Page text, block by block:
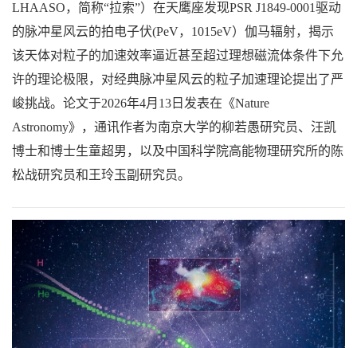
LHAASO，简称“拉索”）在天鹰座发现PSR J1849-0001驱动
的脉冲星风云的拍电子伏(PeV，1015eV）伽马辐射，揭示
该天体对粒子的加速效率逼近甚至超过理想磁流体条件下允
许的理论极限，对经典脉冲星风云的粒子加速理论提出了严
峻挑战。论文于2026年4月13日发表在《Nature
Astronomy》，通讯作者为南京大学的柳若愚研究员、汪凯
博士和博士生童超男，以及中国科学院高能物理研究所的陈
松战研究员和王玲玉副研究员。